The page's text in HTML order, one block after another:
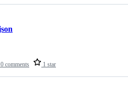
0 comments 1 star